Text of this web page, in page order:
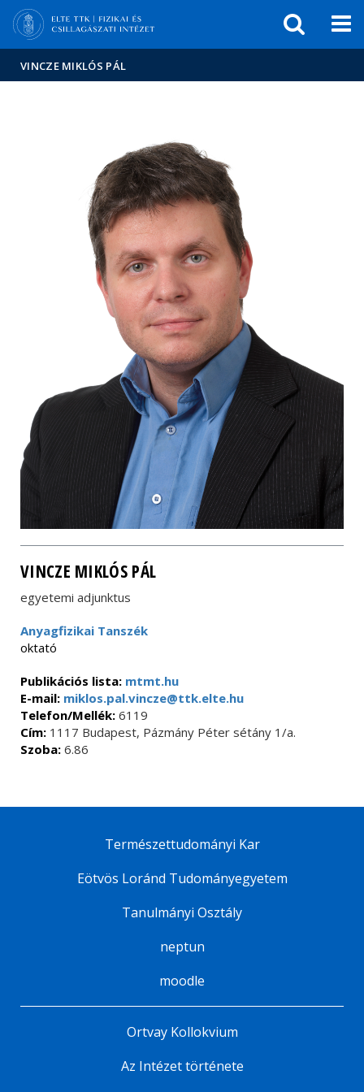
Események
sajtóban
VINCZE MIKLÓS PÁL
VINCZE MIKLÓS PÁL
egyetemi adjunktus
Anyagfizikai Tanszék
oktató
Publikációs lista: mtmt.hu
E-mail: miklos.pal.vincze@ttk.elte.hu
Telefon/Mellék: 6119
Cím: 1117 Budapest, Pázmány Péter sétány 1/a.
Szoba: 6.86
Természettudományi Kar
Eötvös Loránd Tudományegyetem
Tanulmányi Osztály
neptun
moodle
Ortvay Kollokvium
Az Intézet története